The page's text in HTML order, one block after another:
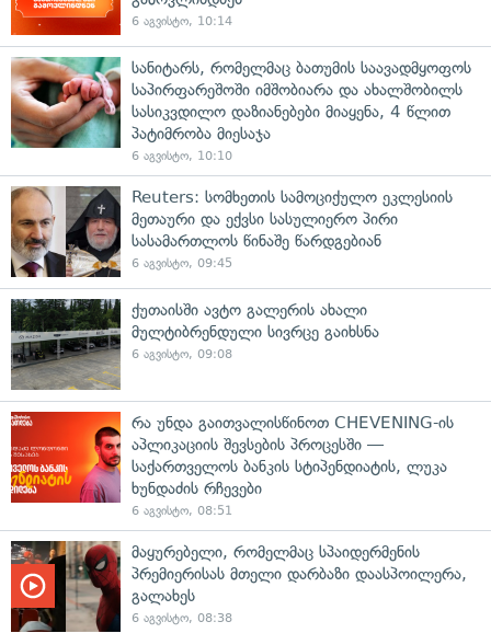
6 აგვისტო, 10:14
სანიტარს, რომელმაც ბათუმის საავადმყოფოს
საპირფარეშოში იმშობიარა და ახალშობილს
სასიკვდილო დაზიანებები მიაყენა, 4 წლით
პატიმრობა მიესაჯა
6 აგვისტო, 10:10
Reuters: სომხეთის სამოციქულო ეკლესიის
მეთაური და ექვსი სასულიერო პირი
სასამართლოს წინაშე წარდგებიან
6 აგვისტო, 09:45
ქუთაისში ავტო გალერის ახალი
მულტიბრენდული სივრცე გაიხსნა
6 აგვისტო, 09:08
რა უნდა გაითვალისწინოთ CHEVENING-ის
აპლიკაციის შევსების პროცესში —
საქართველოს ბანკის სტიპენდიატის, ლუკა
ხუნდაძის რჩევები
6 აგვისტო, 08:51
მაყურებელი, რომელმაც სპაიდერმენის
პრემიერისას მთელი დარბაზი დაასპოილერა,
გალახეს
6 აგვისტო, 08:38